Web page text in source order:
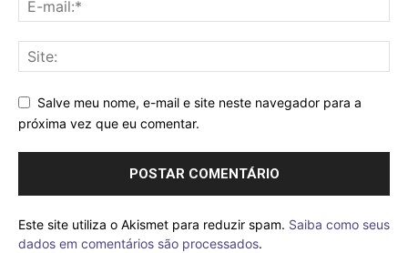
Salve meu nome, e-mail e site neste navegador para a
próxima vez que eu comentar.
Este site utiliza o Akismet para reduzir spam. Saiba como seus
dados em comentários são processados.